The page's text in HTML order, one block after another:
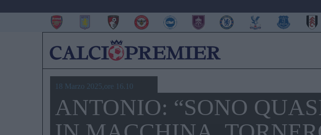
18 Marzo 2025,ore 16.10
ANTONIO: “SONO